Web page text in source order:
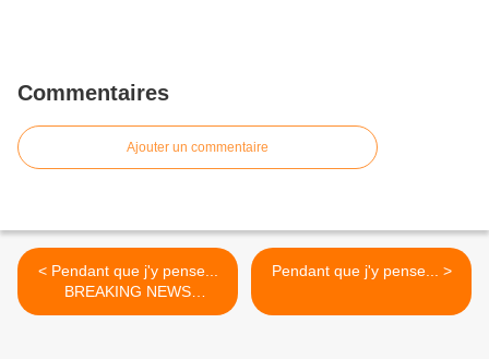
Commentaires
Ajouter un commentaire
< Pendant que j'y pense...
BREAKING NEWS
PARUTIONS TONVOISIN...
Pendant que j'y pense... >